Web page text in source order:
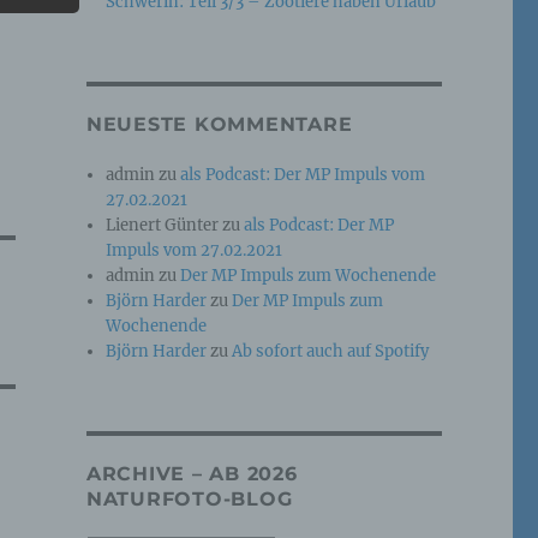
NEUESTE KOMMENTARE
admin zuals Podcast: Der MP Impuls vom
27.02.2021
Lienert Günterzuals Podcast: Der MP
Impuls vom 27.02.2021
admin zuDer MP Impuls zum Wochenende
Björn HarderzuDer MP Impuls zum
Wochenende
Björn HarderzuAb sofort auch auf Spotify
ARCHIVE – AB 2026
NATURFOTO-BLOG